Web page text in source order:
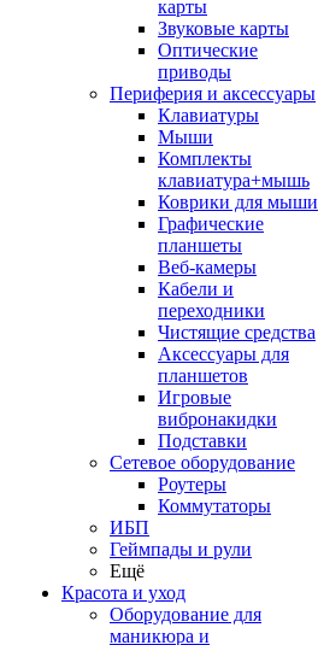
карты
Звуковые карты
Оптические
приводы
Периферия и аксессуары
Клавиатуры
Мыши
Комплекты
клавиатура+мышь
Коврики для мыши
Графические
планшеты
Веб-камеры
Кабели и
переходники
Чистящие средства
Аксессуары для
планшетов
Игровые
вибронакидки
Подставки
Сетевое оборудование
Роутеры
Коммутаторы
ИБП
Геймпады и рули
Ещё
Красота и уход
Оборудование для
маникюра и